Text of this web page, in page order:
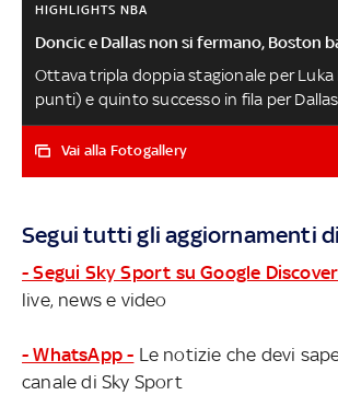
HIGHLIGHTS NBA
Doncic e Dallas non si fermano, Boston
Ottava tripla doppia stagionale per Luka
punti) e quinto successo in fila per
anche Houston, Jayson Tatum e Jaylen
29 punti a testa nella vittoria in volata sui
di Julius Randle, torna a sorridere
sbarazza in casa di OKC
Vai alla Fotogallery
Segui tutti gli aggiornamenti
- Segui Sky Sport su Google
live, news e video
- WhatsApp - Le notizie che devi
canale di Sky Sport